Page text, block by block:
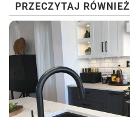
PRZECZYTAJ RÓWNIEŻ